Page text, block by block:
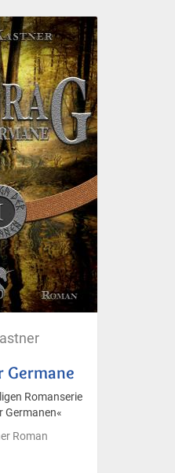
Germane
Romanserie
Germanen«
Roman